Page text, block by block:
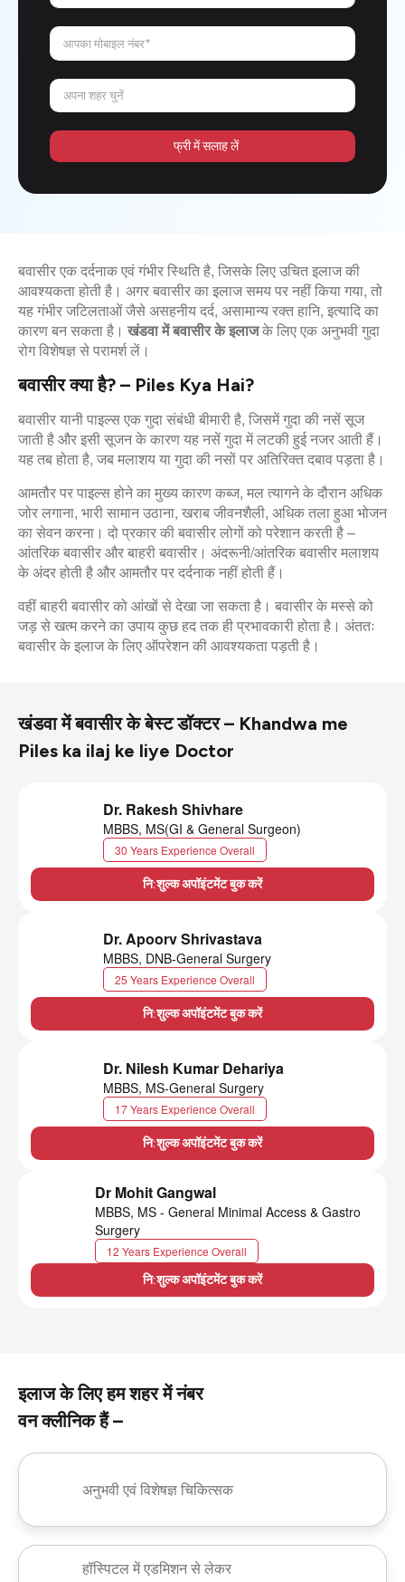
आपका मोबाइल नंबर*
अपना शहर चुनें
फ्री में सलाह लें
बवासीर एक दर्दनाक एवं गंभीर स्थिति है, जिसके लिए उचित इलाज की
आवश्यकता होती है। अगर बवासीर का इलाज समय पर नहीं किया गया, तो
यह गंभीर जटिलताओं जैसे असहनीय दर्द, असामान्य रक्त हानि, इत्यादि का
कारण बन सकता है। खंडवा में बवासीर के इलाजके लिए एक अनुभवी गुदा
रोग विशेषज्ञ से परामर्श लें।
बवासीर क्या है? – Piles Kya Hai?
बवासीर यानी पाइल्स एक गुदा संबंधी बीमारी है, जिसमें गुदा की नसें सूज
जाती है और इसी सूजन के कारण यह नसें गुदा में लटकी हुई नजर आती हैं।
यह तब होता है, जब मलाशय या गुदा की नसों पर अतिरिक्त दबाव पड़ता है।
आमतौर पर पाइल्स होने का मुख्य कारण कब्ज, मल त्यागने के दौरान अधिक
जोर लगाना, भारी सामान उठाना, खराब जीवनशैली, अधिक तला हुआ भोजन
का सेवन करना। दो प्रकार की बवासीर लोगों को परेशान करती है –
आंतरिक बवासीर और बाहरी बवासीर। अंदरूनी/आंतरिक बवासीर मलाशय
के अंदर होती है और आमतौर पर दर्दनाक नहीं होती हैं।
वहीं बाहरी बवासीर को आंखों से देखा जा सकता है। बवासीर के मस्से को
जड़ से खत्म करने का उपाय कुछ हद तक ही प्रभावकारी होता है। अंततः
बवासीर के इलाज के लिए ऑपरेशन की आवश्यकता पड़ती है।
खंडवा में बवासीर के बेस्ट डॉक्टर – Khandwa me
Piles ka ilaj ke liye Doctor
Dr. Rakesh Shivhare
MBBS, MS(GI & General Surgeon)
30 Years Experience Overall
नि:शुल्क अपॉइंटमेंट बुक करें
Dr. Apoorv Shrivastava
MBBS, DNB-General Surgery
25 Years Experience Overall
नि:शुल्क अपॉइंटमेंट बुक करें
Dr. Nilesh Kumar Dehariya
MBBS, MS-General Surgery
17 Years Experience Overall
नि:शुल्क अपॉइंटमेंट बुक करें
Dr Mohit Gangwal
MBBS, MS - General Minimal Access & Gastro
Surgery
12 Years Experience Overall
नि:शुल्क अपॉइंटमेंट बुक करें
इलाज के लिए हम शहर में नंबर
वन क्लीनिक हैं –
अनुभवी एवं विशेषज्ञ चिकित्सक
हॉस्पिटल में एडमिशन से लेकर